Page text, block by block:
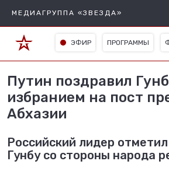
МЕДИАГРУППА «ЗВЕЗДА»
ЭФИР ПРОГРАММЫ
Путин поздравил
избранием на пост
Абхазии
Российский лидер
Гунбу со стороны народа